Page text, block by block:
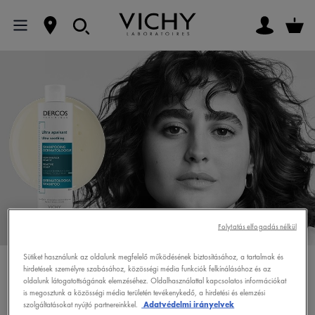
ÉRZÉKENY FEJBŐR
Akár az első használattól kezdve hat.*
Sütiket használunk az oldalunk megfelelő működésének biztosításához, a tartalmak és
hirdetések személyre szabásához, közösségi média funkciók felkínálásához és az
oldalunk látogatottságának elemzéséhez. Oldalhasználattal kapcsolatos információkat
is megosztunk a közösségi média területén tevékenykedő, a hirdetési és elemzési
szolgáltatásokat nyújtó partnereinkkel.
Adatvédelmi irányelvek
Folytatás elfogadás nélkül